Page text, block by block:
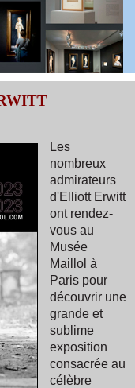
Les
nombreux
admirateurs
d'Elliott Erwitt
ont rendez-
vous au
Musée
Maillol à
Paris pour
découvrir une
grande et
sublime
exposition
consacrée au
célèbre